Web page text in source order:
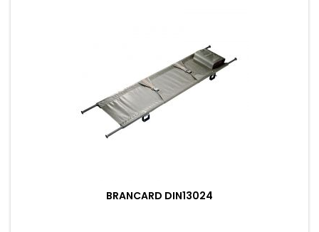
BRANCARD DIN13024